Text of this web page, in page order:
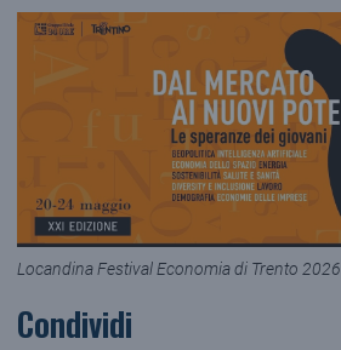
Locandina Festival Economia di Trento 2026
Condividi